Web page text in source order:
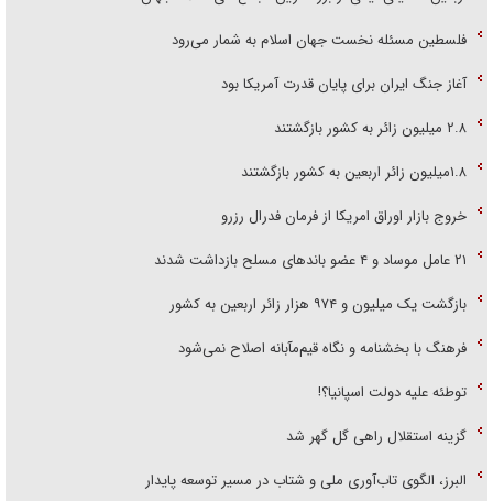
فلسطین مسئله نخست جهان اسلام به شمار می‌رود
آغاز جنگ ایران برای پایان قدرت آمریکا بود
۲.۸ میلیون زائر به کشور بازگشتند
۱.۸میلیون زائر اربعین به کشور بازگشتند
خروج بازار اوراق امریکا از فرمان فدرال رزرو
۲۱ عامل موساد و ۴ عضو باند‌های مسلح بازداشت شدند
بازگشت یک میلیون و ۹۷۴ هزار زائر اربعین به کشور
فرهنگ با بخشنامه و نگاه قیم‌مآبانه اصلاح نمی‌شود
توطئه علیه دولت اسپانیا؟!
گزینه استقلال راهی گل گهر شد
البرز، الگوی تاب‌آوری ملی و شتاب در مسیر توسعه پایدار